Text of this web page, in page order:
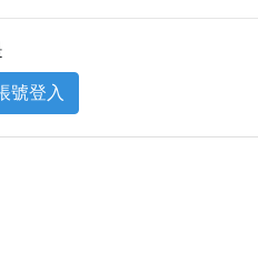
號登入